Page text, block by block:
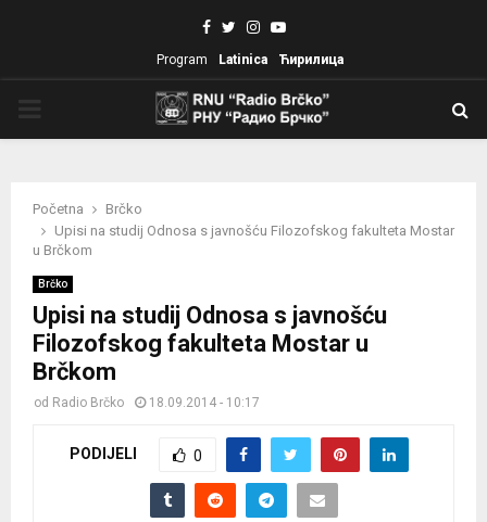
Facebook
TwitterInstagram
Youtube
Program Latinica Ћирилица
Početna
Brčko
Upisi na studij Odnosa s javnošću Filozofskog fakulteta Mostar
u Brčkom
Brčko
Upisi na studij Odnosa s javnošću
Filozofskog fakulteta Mostar u
Brčkom
od Radio Brčko 18.09.2014 - 10:17
PODIJELI 0